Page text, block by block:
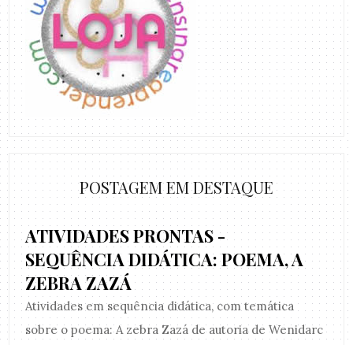
POSTAGEM EM DESTAQUE
ATIVIDADES PRONTAS -
SEQUÊNCIA DIDÁTICA: POEMA, A
ZEBRA ZAZÁ
Atividades em sequência didática, com temática
sobre o poema: A zebra Zazá de autoria de Wenidarc